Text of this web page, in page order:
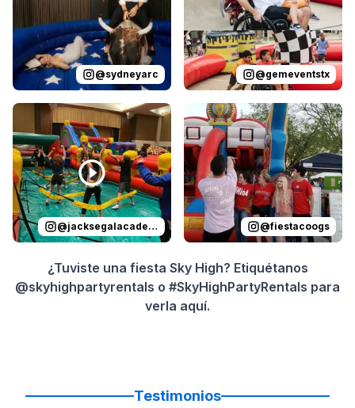
@sydneyarc @gemeventstx
Reviewed onInstagramby jacksegalacademy :
@jacksegalacademy
Reviewed onInstagramby
@fiestacoogs
¿Tuviste una fiesta Sky High? Etiquétanos
@skyhighpartyrentals o #SkyHighPartyRentals para
verla aquí.
Testimonios